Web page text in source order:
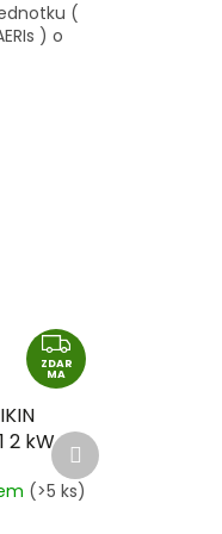
Z
D
R
M
A
ZDAR
MA
2 kW
(>5 ks)
Další
produkt
(
) o